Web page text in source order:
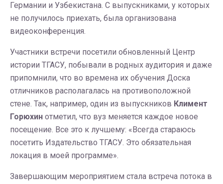
Германии и Узбекистана. С выпускниками, у которых
не получилось приехать, была организована
видеоконференция.
Участники встречи посетили обновленный Центр
истории ТГАСУ, побывали в родных аудитория и даже
припомнили, что во времена их обучения Доска
отличников располагалась на противоположной
стене. Так, например, один из выпускников Климент
Горюхин отметил, что вуз меняется каждое новое
посещение. Все это к лучшему: «Всегда стараюсь
посетить Издательство ТГАСУ. Это обязательная
локация в моей программе».
Завершающим мероприятием стала встреча потока в